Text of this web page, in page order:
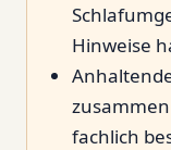
Hinweise
fachlich